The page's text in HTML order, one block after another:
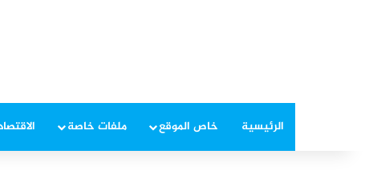
الرئيسية خاص الموقع ملفات خاصة